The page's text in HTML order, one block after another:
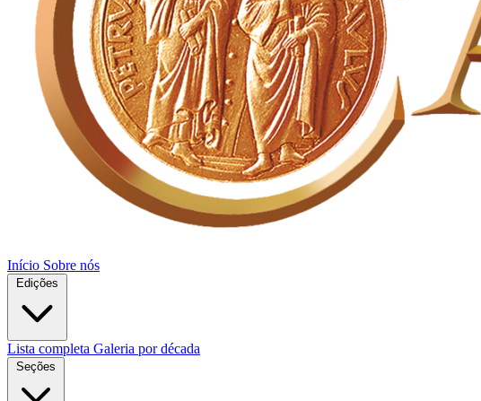
Início Sobre nós
Edições
Lista completa Galeria por década
Seções